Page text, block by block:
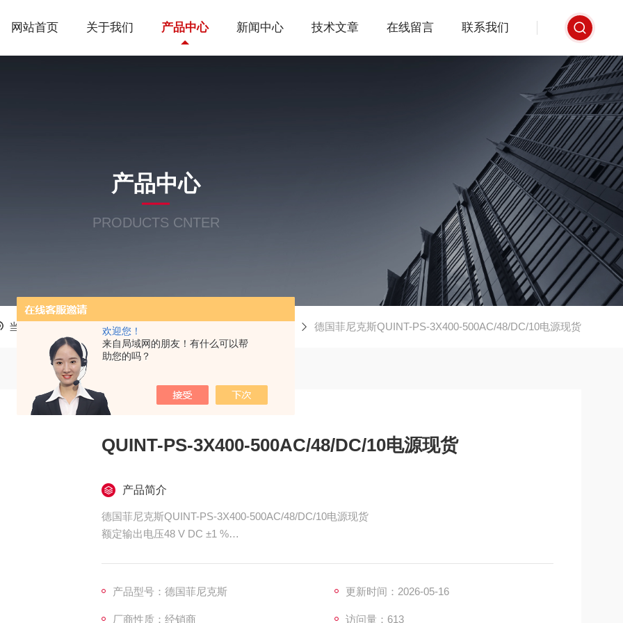
欢迎您！
来自局域网的朋友！有什么可以帮
助您的吗？
网站首页 关于我们 产品中心 新闻中心 技术文章 在线留言 联系我们
产品中心
PRODUCTS CNTER
当前位置： 产品中心 德国菲尼克斯QUINT-PS-3X400-500AC/48/DC/10电源现货
QUINT-PS-3X400-500AC/48/DC/10电源现货
产品简介
德国菲尼克斯QUINT-PS-3X400-500AC/48/DC/10电源现货
额定输出电压48 V DC ±1 %
产品型号：德国菲尼克斯 更新时间：2026-05-16
厂商性质：经销商 访问量：613